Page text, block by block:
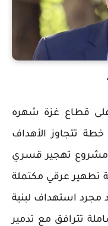
على قطاع غزة شهره
تتجاوز الأهداف
مشروع تهجير قسري
تطهير عرقي مكتملة
مجرد استهداف لبنية
تترافق مع تدمير